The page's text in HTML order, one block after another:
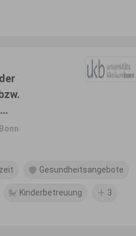
(m/w/d)
Gesundheitsangebote
Kinderbetreuung 3